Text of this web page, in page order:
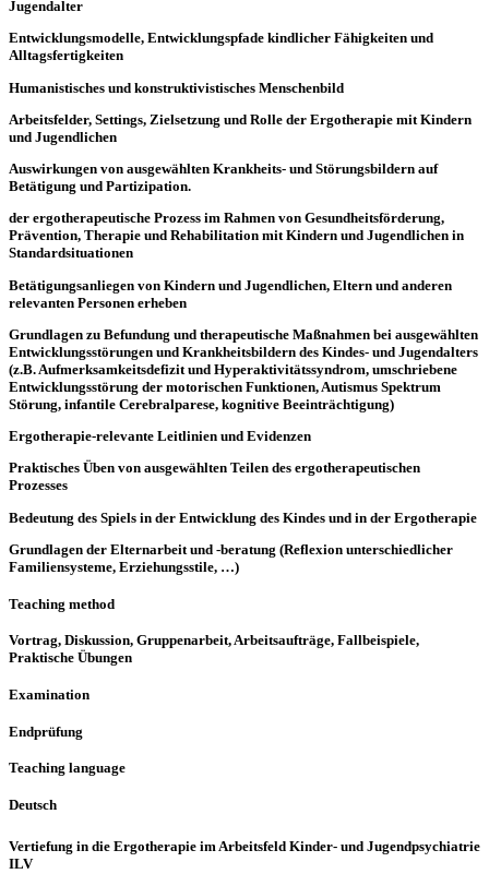
Jugendalter
Entwicklungsmodelle, Entwicklungspfade kindlicher Fähigkeiten und
Alltagsfertigkeiten
Humanistisches und konstruktivistisches Menschenbild
Arbeitsfelder, Settings, Zielsetzung und Rolle der Ergotherapie mit Kindern
und Jugendlichen
Auswirkungen von ausgewählten Krankheits- und Störungsbildern auf
Betätigung und Partizipation.
der ergotherapeutische Prozess im Rahmen von Gesundheitsförderung,
Prävention, Therapie und Rehabilitation mit Kindern und Jugendlichen in
Standardsituationen
Betätigungsanliegen von Kindern und Jugendlichen, Eltern und anderen
relevanten Personen erheben
Grundlagen zu Befundung und therapeutische Maßnahmen bei ausgewählten
Entwicklungsstörungen und Krankheitsbildern des Kindes- und Jugendalters
(z.B. Aufmerksamkeitsdefizit und Hyperaktivitätssyndrom, umschriebene
Entwicklungsstörung der motorischen Funktionen, Autismus Spektrum
Störung, infantile Cerebralparese, kognitive Beeinträchtigung)
Ergotherapie-relevante Leitlinien und Evidenzen
Praktisches Üben von ausgewählten Teilen des ergotherapeutischen
Prozesses
Bedeutung des Spiels in der Entwicklung des Kindes und in der Ergotherapie
Grundlagen der Elternarbeit und -beratung (Reflexion unterschiedlicher
Familiensysteme, Erziehungsstile, …)
Teaching method
Vortrag, Diskussion, Gruppenarbeit, Arbeitsaufträge, Fallbeispiele,
Praktische Übungen
Examination
Endprüfung
Teaching language
Deutsch
Vertiefung in die Ergotherapie im Arbeitsfeld Kinder- und Jugendpsychiatrie
ILV